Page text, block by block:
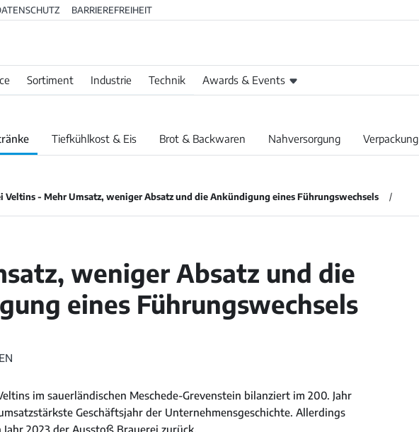
BARRIEREFREIHEIT
Sortiment Industrie Technik Awards & Events
Tiefkühlkost & Eis Brot & Backwaren Nahversorgung Verpackung
Veltins - Mehr Umsatz, weniger Absatz und die Ankündigung eines Führungswechsels
weniger Absatz und die
eines Führungswechsels
im sauerländischen Meschede-Grevenstein bilanziert im 200. Jahr
Geschäftsjahr der Unternehmensgeschichte. Allerdings
2023 der Ausstoß Brauerei zurück.